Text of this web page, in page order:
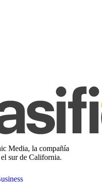
Media, la compañía
sur de California.